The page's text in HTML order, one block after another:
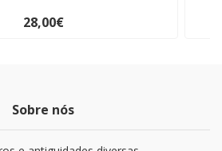
28,00€
Sobre nós